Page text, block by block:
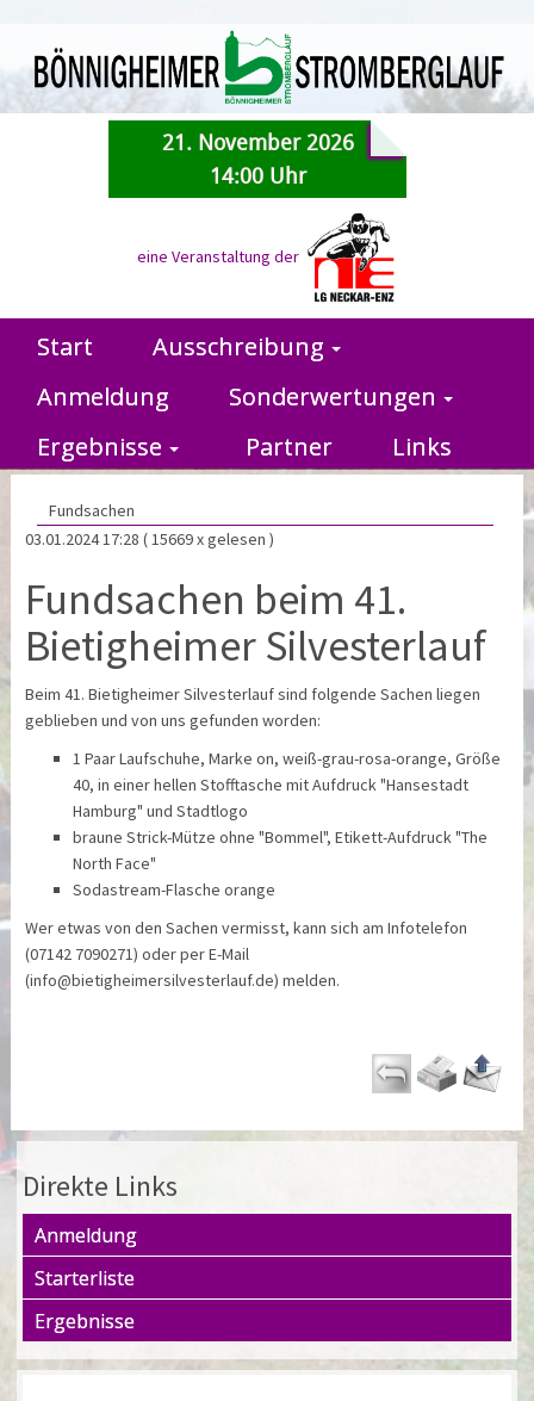
21. November 2026
14:00 Uhr
eine Veranstaltung der
Start
Ausschreibung
Anmeldung
Sonderwertungen
Ergebnisse
Partner Links
Fundsachen
03.01.2024 17:28 ( 15669 x gelesen )
Fundsachen beim 41.
Bietigheimer Silvesterlauf
Beim 41. Bietigheimer Silvesterlauf sind folgende Sachen liegen
geblieben und von uns gefunden worden:
1 Paar Laufschuhe, Marke on, weiß-grau-rosa-orange, Größe
40, in einer hellen Stofftasche mit Aufdruck "Hansestadt
Hamburg" und Stadtlogo
braune Strick-Mütze ohne "Bommel", Etikett-Aufdruck "The
North Face"
Sodastream-Flasche orange
Wer etwas von den Sachen vermisst, kann sich am Infotelefon
(07142 7090271) oder per E-Mail
(info@bietigheimersilvesterlauf.de) melden.
Direkte Links
Anmeldung
Starterliste
Ergebnisse